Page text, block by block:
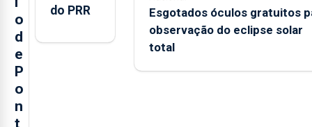
o
d
e
P
o
n
t
do PRR
Esgotados óculos gratuitos
observação do eclipse solar
total